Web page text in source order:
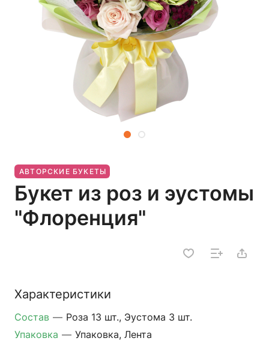
АВТОРСКИЕ БУКЕТЫ
Букет из роз и эустомы
"Флоренция"
Характеристики
Состав — Роза 13 шт., Эустома 3 шт.
Упаковка — Упаковка, Лента